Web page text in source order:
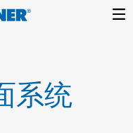
系统